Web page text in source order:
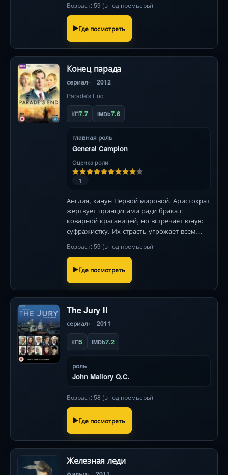
Возраст: 59 (в год премьеры)
Где посмотреть
Конец парада
сериал 2012
Parade's End
КП7.7 IMDb7.6
главная роль
General Campion
Оценка роли
1
Англия, канун Первой мировой. Аристократ
жертвует принципами ради брака с
коварной красавицей, но встречает юную
суфражистку. Их страсть угрожает всем
символов
Возраст: 59 (в год премьеры)
Где посмотреть
The Jury II
сериал 2011
КП5 IMDb7.2
роль
John Mallory Q.C.
Возраст: 58 (в год премьеры)
Где посмотреть
Железная леди